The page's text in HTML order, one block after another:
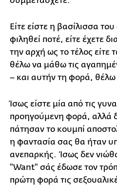
Είτε είστε η βασίλισσα του
φιληθεί ποτέ, είτε έχετε
την αρχή ως το τέλος
θέλω να μάθω τις
– και αυτήν τη φορά, θέλω
Ίσως είστε μία από τις
προηγούμενη φορά, αλλά
πάτησαν το κουμπί
η φαντασία σας θα ήταν
ανεπαρκής. Ίσως δεν
"Want" σάς έδωσε τον
πρώτη φορά τις